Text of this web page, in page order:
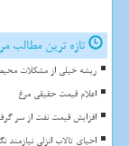
تازه ترین مطالب
ریشه خیلی از مشکلات
اعلام قیمت حقیقی مرغ
افزایش قیمت نفت از سر
احیای تالاب انزلی نیازمند